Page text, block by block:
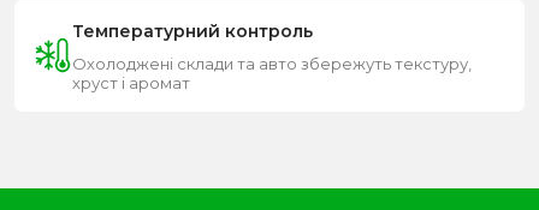
Температурний контроль
Охолоджені склади та авто збережуть текстуру,
хруст і аромат